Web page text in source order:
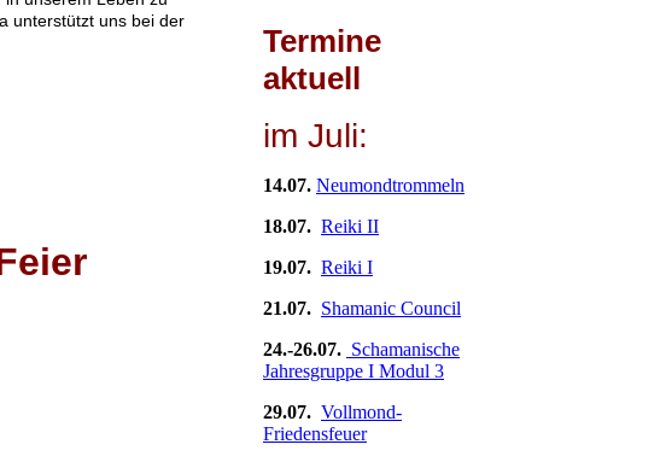
unterstützt uns bei der
Termine
aktuell
im Juli:
14.07. Neumondtrommeln
18.07. Reiki II
19.07. Reiki I
21.07. Shamanic Council
24.-26.07. Schamanische
Jahresgruppe I Modul 3
29.07. Vollmond-
Friedensfeuer